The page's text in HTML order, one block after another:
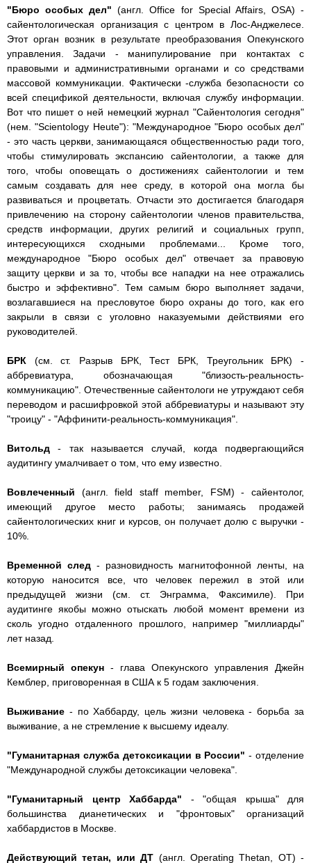
"Бюро особых дел" (англ. Office for Special Affairs, OSA) -
сайентологическая организация с центром в Лос-Анджелесе.
Этот орган возник в результате преобразования Опекунского
управления. Задачи - манипулирование при контактах с
правовыми и административными органами и со средствами
массовой коммуникации. Фактически -служба безопасности со
всей спецификой деятельности, включая службу информации.
Вот что пишет о ней немецкий журнал "Сайентология сегодня"
(нем. "Scientology Heute"): "Международное "Бюро особых дел"
- это часть церкви, занимающаяся общественностью ради того,
чтобы стимулировать экспансию сайентологии, а также для
того, чтобы оповещать о достижениях сайентологии и тем
самым создавать для нее среду, в которой она могла бы
развиваться и процветать. Отчасти это достигается благодаря
привлечению на сторону сайентологии членов правительства,
средств информации, других религий и социальных групп,
интересующихся сходными проблемами... Кроме того,
международное "Бюро особых дел" отвечает за правовую
защиту церкви и за то, чтобы все нападки на нее отражались
быстро и эффективно". Тем самым бюро выполняет задачи,
возлагавшиеся на пресловутое бюро охраны до того, как его
закрыли в связи с уголовно наказуемыми действиями его
руководителей.
БРК (см. ст. Разрыв БРК, Тест БРК, Треугольник БРК) -
аббревиатура, обозначающая "близость-реальность-
коммуникацию". Отечественные сайентологи не утруждают себя
переводом и расшифровкой этой аббревиатуры и называют эту
"троицу" - "Аффинити-реальность-коммуникация".
Витольд - так называется случай, когда подвергающийся
аудитингу умалчивает о том, что ему известно.
Вовлеченный (англ. field staff member, FSM) - сайентолог,
имеющий другое место работы; занимаясь продажей
сайентологических книг и курсов, он получает долю с выручки -
10%.
Временной след - разновидность магнитофонной ленты, на
которую наносится все, что человек пережил в этой или
предыдущей жизни (см. ст. Энграмма, Факсимиле). При
аудитинге якобы можно отыскать любой момент времени из
сколь угодно отдаленного прошлого, например "миллиарды"
лет назад.
Всемирный опекун - глава Опекунского управления Джейн
Кемблер, приговоренная в США к 5 годам заключения.
Выживание - по Хаббарду, цель жизни человека - борьба за
выживание, а не стремление к высшему идеалу.
"Гуманитарная служба детоксикации в России" - отделение
"Международной службы детоксикации человека".
"Гуманитарный центр Хаббарда" - "общая крыша" для
большинства дианетических и "фронтовых" организаций
хаббардистов в Москве.
Действующий тетан, или ДТ (англ. Operating Thetan, ОТ) -